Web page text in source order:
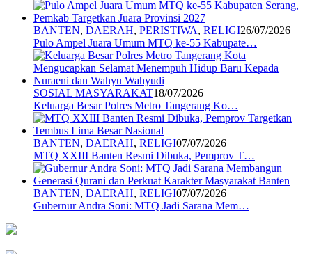
BANTEN, DAERAH, PERISTIWA, RELIGI26/07/2026
Pulo Ampel Juara Umum MTQ ke-55 Kabupate…
SOSIAL MASYARAKAT18/07/2026
Keluarga Besar Polres Metro Tangerang Ko…
BANTEN, DAERAH, RELIGI07/07/2026
MTQ XXIII Banten Resmi Dibuka, Pemprov T…
BANTEN, DAERAH, RELIGI07/07/2026
Gubernur Andra Soni: MTQ Jadi Sarana Mem…